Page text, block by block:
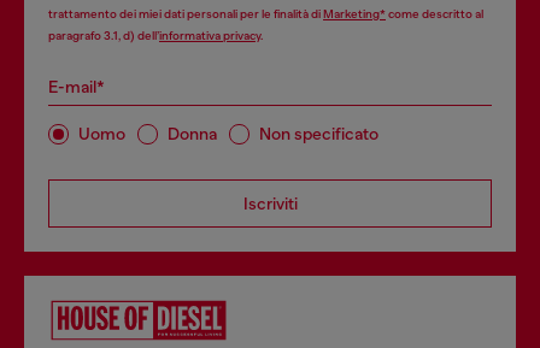
trattamento dei miei dati personali per le finalità diMarketing*come descritto al
paragrafo 3.1, d) dell’informativa privacy.
E-mail*
Uomo Donna Non specificato
Iscriviti